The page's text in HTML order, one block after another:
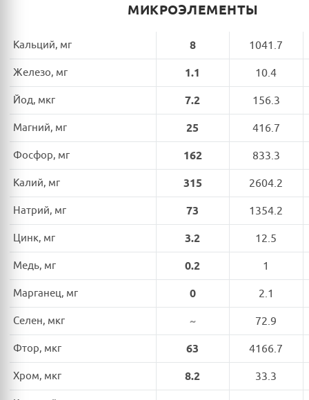
МИКРОЭЛЕМЕНТЫ
Кальций, мг 8 1041.7
Железо, мг 1.1 10.4
Йод, мкг 7.2 156.3
Магний, мг 25 416.7
Фосфор, мг 162 833.3
Калий, мг 315 2604.2
Натрий, мг 73 1354.2
Цинк, мг 3.2 12.5
Медь, мг 0.2 1
Марганец, мг 0 2.1
Селен, мкг ~ 72.9
Фтор, мкг 63 4166.7
Хром, мкг 8.2 33.3